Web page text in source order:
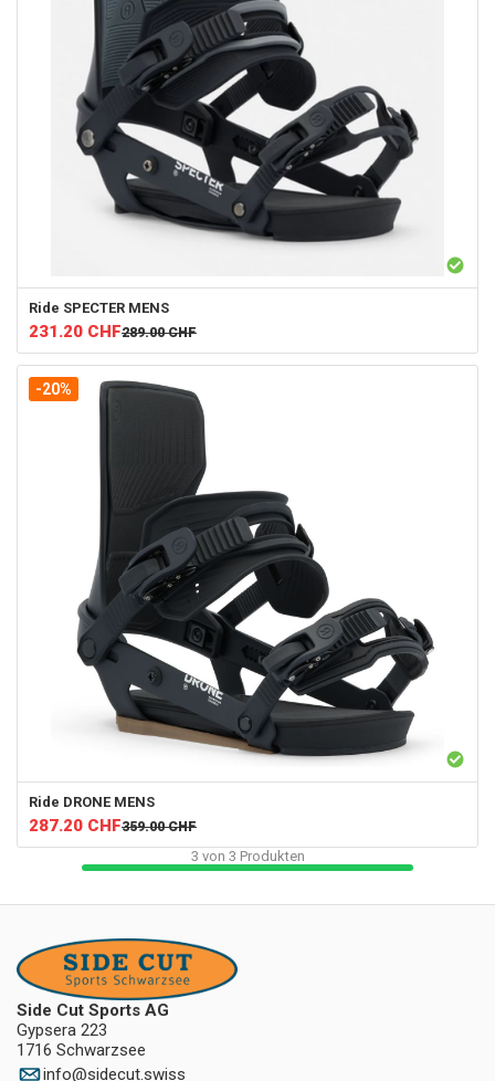
Ride SPECTER MENS
231.20 CHF289.00 CHF
-20%
Ride DRONE MENS
287.20 CHF359.00 CHF
3 von 3 Produkten
Side Cut Sports AG
Gypsera 223
1716 Schwarzsee
info@sidecut.swiss